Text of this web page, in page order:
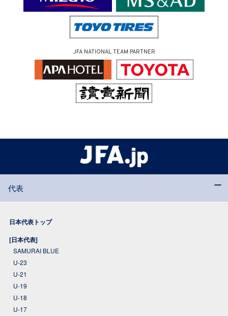
JFA NATIONAL TEAM PARTNER
代表
日本代表トップ
[日本代表]
SAMURAI BLUE
U-23
U-21
U-19
U-18
U-17